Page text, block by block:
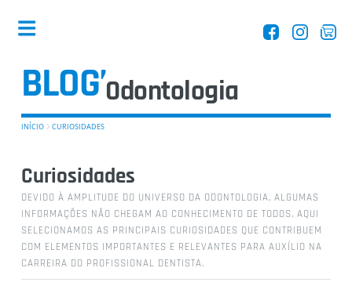
BLOG’
Dentistas
Equipamentos
INÍCIO CURIOSIDADES
Curiosidades
DEVIDO À AMPLITUDE DO UNIVERSO DA ODONTOLOGIA, ALGUMAS
INFORMAÇÕES NÃO CHEGAM AO CONHECIMENTO DE TODOS. AQUI
SELECIONAMOS AS PRINCIPAIS CURIOSIDADES QUE CONTRIBUEM
COM ELEMENTOS IMPORTANTES E RELEVANTES PARA AUXÍLIO NA
CARREIRA DO PROFISSIONAL DENTISTA.